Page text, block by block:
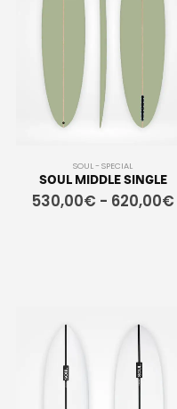
SOUL - SPECIAL
SOUL MIDDLE SINGLE
530,00€ - 620,00€